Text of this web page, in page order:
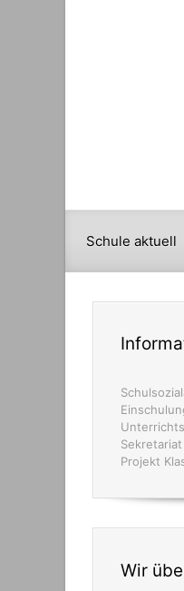
Schule aktuell
Sekretariat
Projekt
Wir